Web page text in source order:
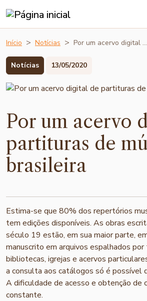
Início Notícias Por um acervo digital …
Notícias 13/05/2020
Por um acervo
partituras de
brasileira
Estima-se que 80% dos repertórios
tem edições disponíveis. As obras
século 19 estão, em sua maior parte,
manuscrito em arquivos espalhados
bibliotecas, igrejas e acervos
a consulta aos catálogos só é possível
A dificuldade de acesso e obtenção de
constante.